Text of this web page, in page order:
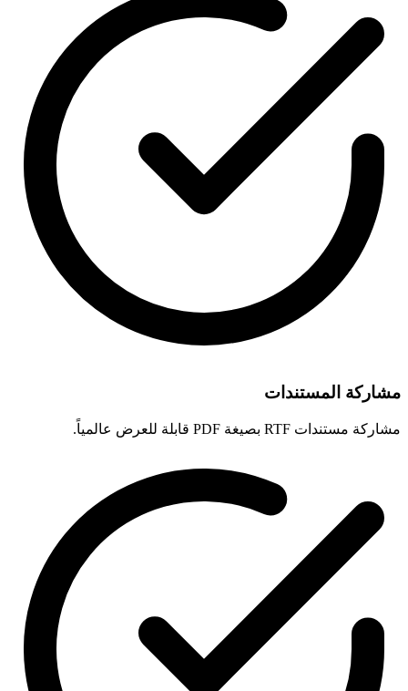
مشاركة المستندات
مشاركة مستندات RTF بصيغة PDF قابلة للعرض عالمياً.